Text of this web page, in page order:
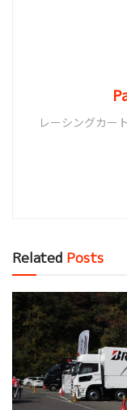
レーシングカー
Related Posts